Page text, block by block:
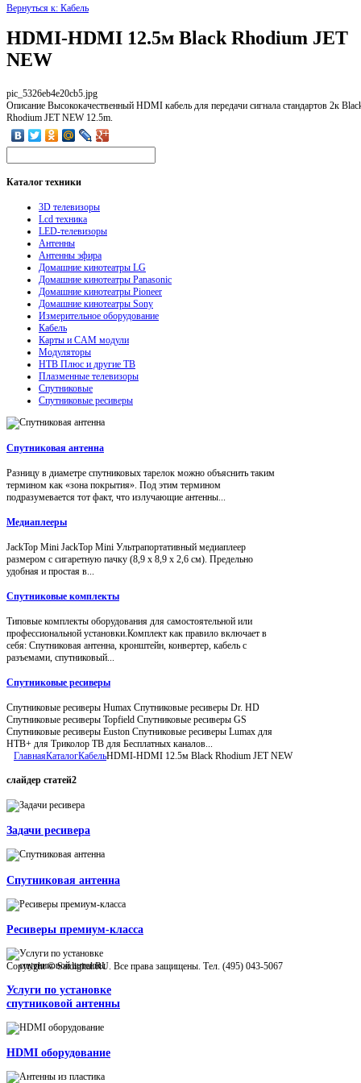
Вернуться к: Кабель
HDMI-HDMI 12.5м Black Rhodium JET
NEW
pic_5326eb4e20cb5.jpg
Описание Высококачественный HDMI кабель для передачи сигнала стандартов 2к
Rhodium JET NEW 12.5m.
Каталогтехники
3D телевизоры
Lcd техника
LED-телевизоры
Антенны
Антенны эфира
Домашние кинотеатры LG
Домашние кинотеатры Panasonic
Домашние кинотеатры Pioneer
Домашние кинотеатры Sony
Измерительное оборудование
Кабель
Карты и CAM модули
Модуляторы
НТВ Плюс и другие ТВ
Плазменные телевизоры
Спутниковые
Спутниковые ресиверы
Спутниковая антенна
Разницу в диаметре спутниковых тарелок можно объяснить таким
термином как «зона покрытия». Под этим термином
подразумевается тот факт, что излучающие антенны...
Медиаплееры
JackTop Mini JackTop Mini Ультрапортативный медиаплеер
размером с сигаретную пачку (8,9 x 8,9 x 2,6 см). Предельно
удобная и простая в...
Спутниковые комплекты
Типовые комплекты оборудования для самостоятельной или
профессиональной установки.Комплект как правило включает в
себя: Спутниковая антенна, кронштейн, конвертер, кабель с
разъемами, спутниковый...
Спутниковые ресиверы
Спутниковые ресиверы Humax Спутниковые ресиверы Dr. HD
Спутниковые ресиверы Topfield Спутниковые ресиверы GS
Спутниковые ресиверы Euston Спутниковые ресиверы Lumax для
НТВ+ для Триколор ТВ для Бесплатных каналов...
ГлавнаяКаталогКабельHDMI-HDMI 12.5м Black Rhodium JET NEW
слайдер статей2
Задачи ресивера
Спутниковая антенна
Ресиверы премиум-класса
Услуги по установке
спутниковой антенны
HDMI оборудование
Copyright © Satdigital.RU. Все права защищены. Тел. (495) 043-5067